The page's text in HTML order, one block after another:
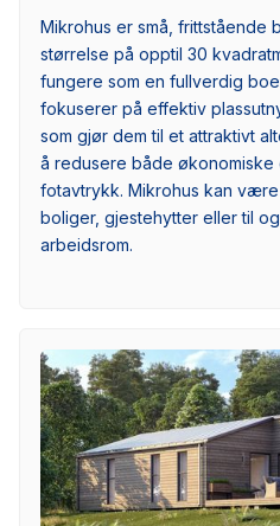
Mikrohus er små, frittstående
størrelse på opptil 30
fungere som en fullverdig
fokuserer på effektiv
som gjør dem til et attraktivt
å redusere både økonomiske
fotavtrykk. Mikrohus kan
boliger, gjestehytter eller til
arbeidsrom.